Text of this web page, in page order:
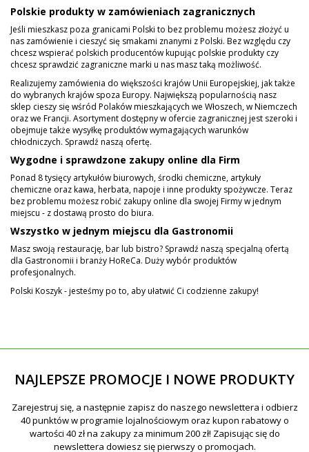
Polskie produkty w zamówieniach zagranicznych
Jeśli mieszkasz poza granicami Polski to bez problemu możesz złożyć u
nas zamówienie i cieszyć się smakami znanymi z Polski. Bez względu czy
chcesz wspierać polskich producentów kupując polskie produkty czy
chcesz sprawdzić zagraniczne marki u nas masz taką możliwość.
Realizujemy zamówienia do większości krajów Unii Europejskiej, jak także
do wybranych krajów spoza Europy. Największą popularnością nasz
sklep cieszy się wśród Polaków mieszkających we Włoszech, w Niemczech
oraz we Francji. Asortyment dostępny w ofercie zagranicznej jest szeroki i
obejmuje także wysyłkę produktów wymagających warunków
chłodniczych. Sprawdź naszą ofertę.
Wygodne i sprawdzone zakupy online dla Firm
Ponad 8 tysięcy artykułów biurowych, środki chemiczne, artykuły
chemiczne oraz kawa, herbata, napoje i inne produkty spożywcze. Teraz
bez problemu możesz robić zakupy online dla swojej Firmy w jednym
miejscu - z dostawą prosto do biura.
Wszystko w jednym miejscu dla Gastronomii
Masz swoją restaurację, bar lub bistro? Sprawdź naszą specjalną ofertą
dla Gastronomii i branży HoReCa. Duży wybór produktów
profesjonalnych.
Polski Koszyk - jesteśmy po to, aby ułatwić Ci codzienne zakupy!
NAJLEPSZE PROMOCJE I NOWE PRODUKTY